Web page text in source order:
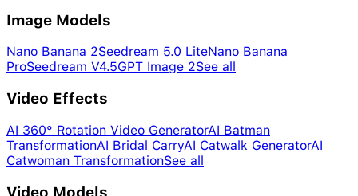
Image Models
Nano Banana 2Seedream 5.0 LiteNano Banana
ProSeedream V4.5GPT Image 2See all
Video Effects
AI 360° Rotation Video GeneratorAI Batman
TransformationAI Bridal CarryAI Catwalk GeneratorAI
Catwoman TransformationSee all
Video Models